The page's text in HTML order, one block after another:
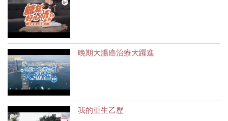
晚期大腸癌治療大躍進
我的重生乙歷